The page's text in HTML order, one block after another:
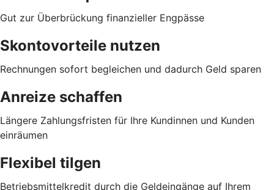
Gut zur Überbrückung finanzieller Engpässe
Skontovorteile nutzen
Rechnungen sofort begleichen und dadurch Geld sparen
Anreize schaffen
Längere Zahlungsfristen für Ihre Kundinnen und Kunden
einräumen
Flexibel tilgen
Betriebsmittelkredit durch die Geldeingänge auf Ihrem